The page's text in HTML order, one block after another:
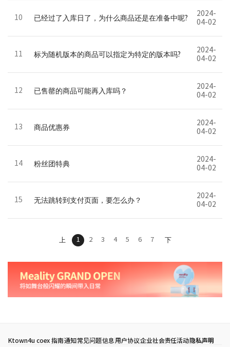
10 已经过了入库日了，为什么商品还是在准备中呢?
2024-
04-02
11 标为随机版本的商品可以指定为特定的版本吗?
2024-
04-02
12 已售罄的商品可能再入库吗？
2024-
04-02
13 商品优惠券
2024-
04-02
14 粉丝团特典
2024-
04-02
15 无法跳转到支付页面，要怎么办？
2024-
04-02
上 1 2 3 4 5 6 7 下